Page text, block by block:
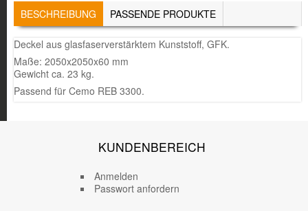
TABS
BESCHREIBUNG (AKTIVER
REITER)
PASSENDE PRODUKTE
Deckel aus glasfaserverstärktem Kunststoff, GFK.
Maße: 2050x2050x60 mm
Gewicht ca. 23 kg.
Passend für Cemo REB 3300.
KUNDENBEREICH
Anmelden
Passwort anfordern